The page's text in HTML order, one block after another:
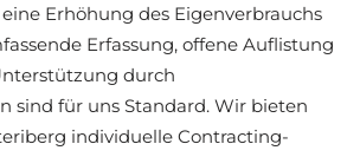
Erhöhung des Eigenverbrauchs
Erfassung, offene Auflistung
durch
sind für uns Standard. Wir bieten
individuelle Contracting-